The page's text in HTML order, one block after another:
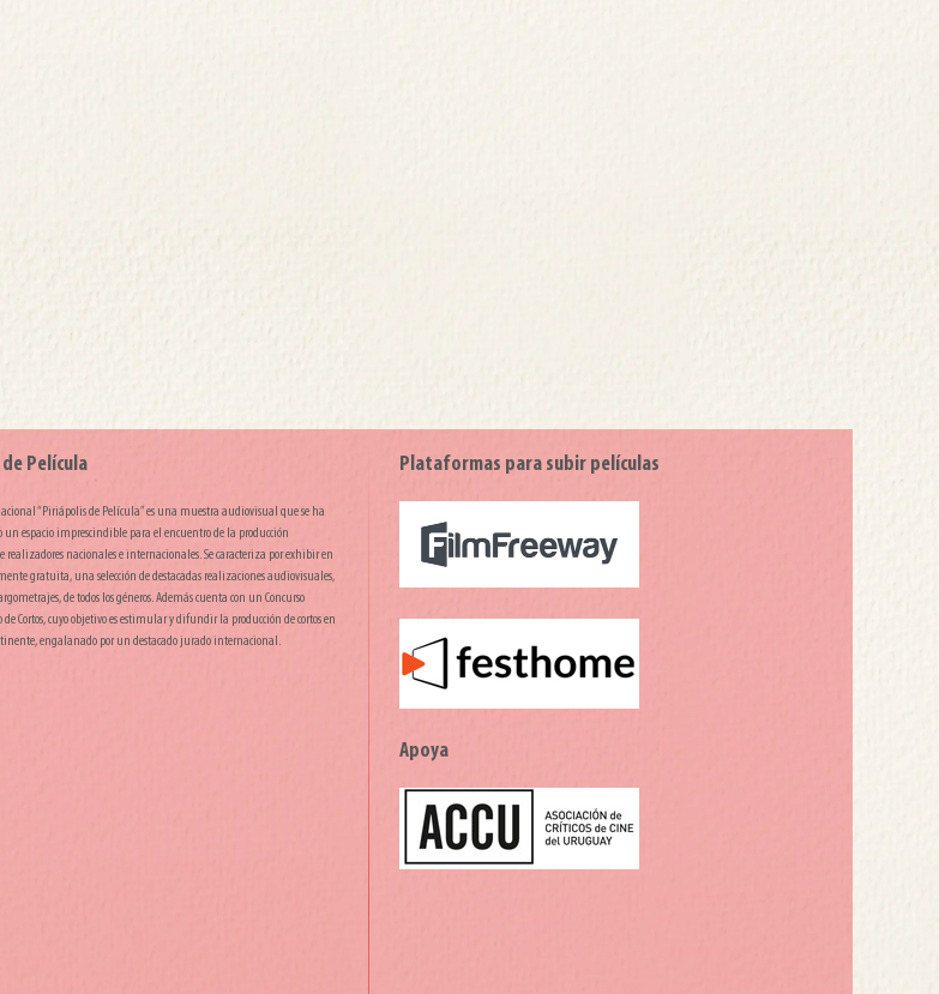
Película
“Piriápolis de Película” es una muestra audiovisual que se ha
un espacio imprescindible para el encuentro de la producción
realizadores nacionales e internacionales. Se caracteriza por exhibir en
gratuita, una selección de destacadas realizaciones audiovisuales,
de todos los géneros. Además cuenta con un Concurso
Cortos, cuyo objetivo es estimular y difundir la producción de cortos en
engalanado por un destacado jurado internacional.
Plataformas para subir películas
Apoya